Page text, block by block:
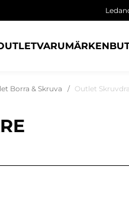
VARUMÄRKEN
Borra & Skruva Outlet